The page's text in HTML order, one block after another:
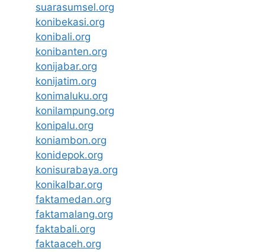
suarasumsel.org
konibekasi.org
konibali.org
konibanten.org
konijabar.org
konijatim.org
konimaluku.org
konilampung.org
konipalu.org
koniambon.org
konidepok.org
konisurabaya.org
konikalbar.org
faktamedan.org
faktamalang.org
faktabali.org
faktaaceh.org